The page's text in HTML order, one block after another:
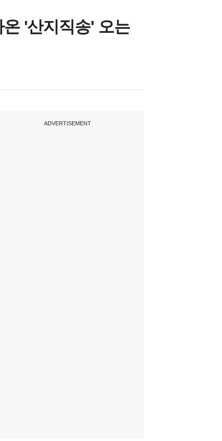
'산지직송' 오는
ADVERTISEMENT